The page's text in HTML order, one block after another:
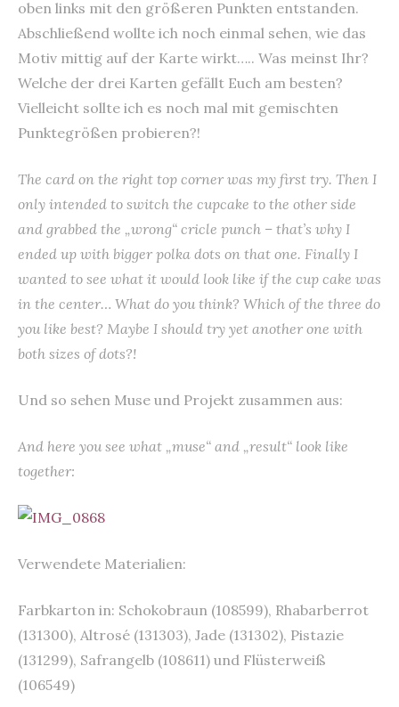
oben links mit den größeren Punkten entstanden.
Abschließend wollte ich noch einmal sehen, wie das
Motiv mittig auf der Karte wirkt….. Was meinst Ihr?
Welche der drei Karten gefällt Euch am besten?
Vielleicht sollte ich es noch mal mit gemischten
Punktegrößen probieren?!
The card on the right top corner was my first try. Then I
only intended to switch the cupcake to the other side
and grabbed the „wrong“ cricle punch – that’s why I
ended up with bigger polka dots on that one. Finally I
wanted to see what it would look like if the cup cake was
in the center… What do you think? Which of the three do
you like best? Maybe I should try yet another one with
both sizes of dots?!
Und so sehen Muse und Projekt zusammen aus:
And here you see what „muse“ and „result“ look like
together:
Verwendete Materialien:
Farbkarton in: Schokobraun (108599), Rhabarberrot
(131300), Altrosé (131303), Jade (131302), Pistazie
(131299), Safrangelb (108611) und Flüsterweiß
(106549)